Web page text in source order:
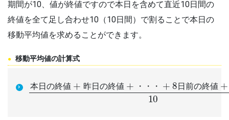
期間が10、値が終値ですので本日を含めて直近10日間の
終値を全て足し合わせ10（10日間）で割ることで本日の
移動平均値を求めることができます。
移動平均値の計算式
本 日 の終 値 昨 日 の 終 値 日 前 の 終 値
本日の終値+ 昨日の終値+ ・ ・ ・+ 8日前の終値
値10